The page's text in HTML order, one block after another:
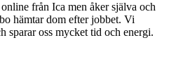
från Ica men åker själva och
hämtar dom efter jobbet. Vi
sparar oss mycket tid och energi.